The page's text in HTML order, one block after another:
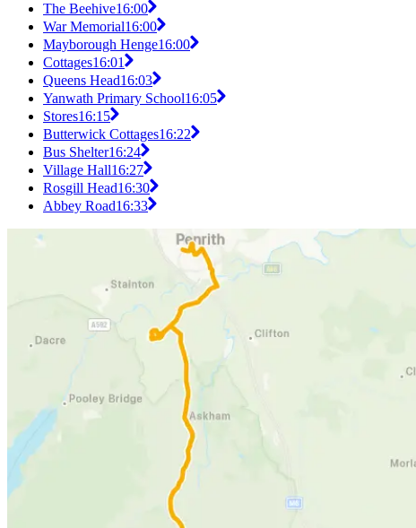
The Beehive16:00
War Memorial16:00
Mayborough Henge16:00
Cottages16:01
Queens Head16:03
Yanwath Primary School16:05
Stores16:15
Butterwick Cottages16:22
Bus Shelter16:24
Village Hall16:27
Rosgill Head16:30
Abbey Road16:33